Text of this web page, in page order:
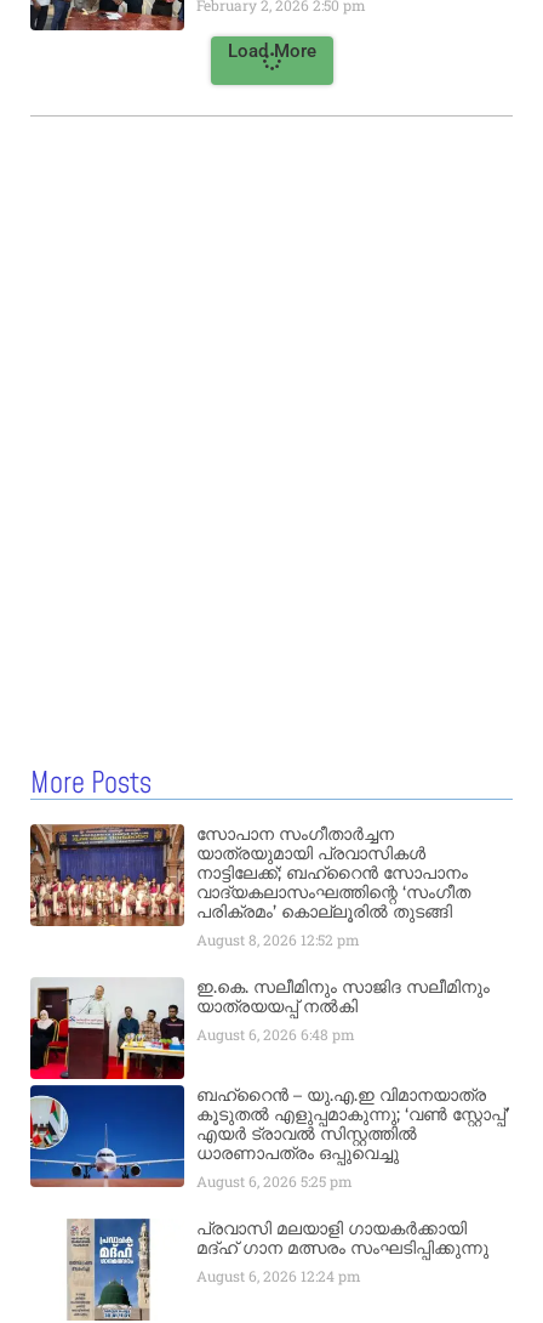
February 2, 20262:50 pm
Load More
More Posts
സോപാന സംഗീതാർച്ചന
യാത്രയുമായി പ്രവാസികൾ
നാട്ടിലേക്ക്; ബഹ്‌റൈൻ സോപാനം
വാദ്യകലാസംഘത്തിന്റെ ‘സംഗീത
പരിക്രമം’ കൊല്ലൂരിൽ തുടങ്ങി
August 8, 2026 12:52 pm
ഇ.കെ. സലീമിനും സാജിദ സലീമിനും
യാത്രയയപ്പ് നൽകി
August 6, 20266:48 pm
ബഹ്‌റൈൻ – യു.എ.ഇ വിമാനയാത്ര
കൂടുതൽ എളുപ്പമാകുന്നു; ‘വൺ സ്റ്റോപ്പ്’
എയർ ട്രാവൽ സിസ്റ്റത്തിൽ
ധാരണാപത്രം ഒപ്പുവെച്ചു
August 6, 20265:25 pm
പ്രവാസി മലയാളി ഗായകർക്കായി
മദ്ഹ് ഗാന മത്സരം സംഘടിപ്പിക്കുന്നു
August 6, 2026 12:24 pm